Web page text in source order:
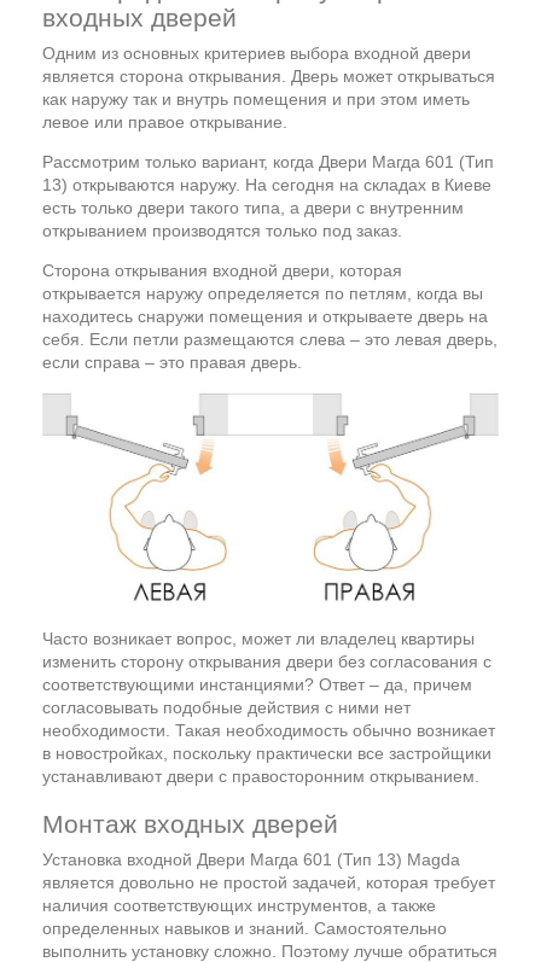
входных дверей
Одним из основных критериев выбора входной двери
является сторона открывания. Дверь может открываться
как наружу так и внутрь помещения и при этом иметь
левое или правое открывание.
Рассмотрим только вариант, когда Двери Магда 601 (Тип
13) открываются наружу. На сегодня на складах в Киеве
есть только двери такого типа, а двери с внутренним
открыванием производятся только под заказ.
Сторона открывания входной двери, которая
открывается наружу определяется по петлям, когда вы
находитесь снаружи помещения и открываете дверь на
себя. Если петли размещаются слева – это левая дверь,
если справа – это правая дверь.
Часто возникает вопрос, может ли владелец квартиры
изменить сторону открывания двери без согласования с
соответствующими инстанциями? Ответ – да, причем
согласовывать подобные действия с ними нет
необходимости. Такая необходимость обычно возникает
в новостройках, поскольку практически все застройщики
устанавливают двери с правосторонним открыванием.
Монтаж входных дверей
Установка входной Двери Магда 601 (Тип 13) Magda
является довольно не простой задачей, которая требует
наличия соответствующих инструментов, а также
определенных навыков и знаний. Самостоятельно
выполнить установку сложно. Поэтому лучше обратиться